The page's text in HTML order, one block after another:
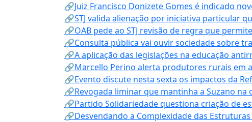
🔗Juiz Francisco Donizete Gomes é indicado
🔗STJ valida alienação por iniciativa particular
🔗OAB pede ao STJ revisão de regra que
🔗Consulta pública vai ouvir sociedade sobre
🔗A aplicação das legislações na educação
🔗Marcello Perino alerta produtores rurais em
🔗Evento discute nesta sexta os impactos da
🔗Revogada liminar que mantinha a Suzano
🔗Partido Solidariedade questiona criação de
🔗Desvendando a Complexidade das